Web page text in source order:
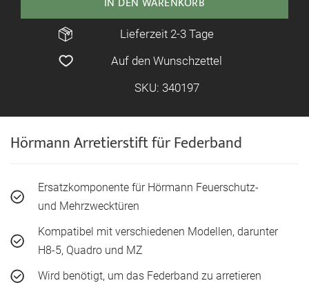
Hörmann Arretierstift für Federband
Lieferzeit 2-3 Tage
Auf den Wunschzettel
SKU: 340197
Ersatzkomponente für Hörmann Feuerschutz-
und Mehrzwecktüren
Kompatibel mit verschiedenen Modellen, darunter
H8-5, Quadro und MZ
Wird benötigt, um das Federband zu arretieren